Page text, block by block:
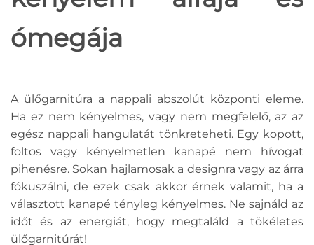
ómegája
A ülőgarnitúra a nappali abszolút központi eleme.
Ha ez nem kényelmes, vagy nem megfelelő, az az
egész nappali hangulatát tönkreteheti. Egy kopott,
foltos vagy kényelmetlen kanapé nem hívogat
pihenésre. Sokan hajlamosak a designra vagy az árra
fókuszálni, de ezek csak akkor érnek valamit, ha a
választott kanapé tényleg kényelmes. Ne sajnáld az
időt és az energiát, hogy megtaláld a tökéletes
ülőgarnitúrát!